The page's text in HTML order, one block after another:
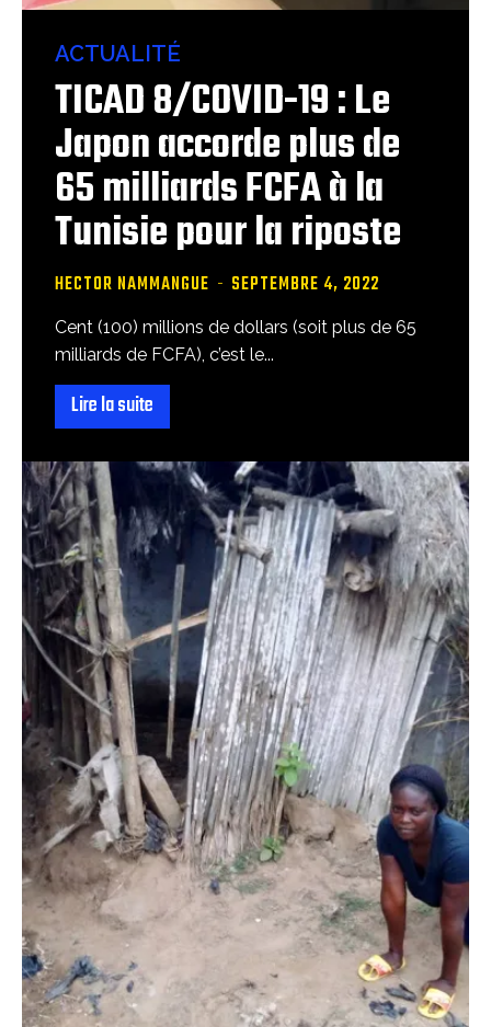
ACTUALITÉ
TICAD 8/COVID-19 : Le
Japon accorde plus de
65 milliards FCFA à la
Tunisie pour la riposte
HECTOR NAMMANGUE - SEPTEMBRE 4, 2022
Cent (100) millions de dollars (soit plus de 65
milliards de FCFA), c’est le...
Lire la suite